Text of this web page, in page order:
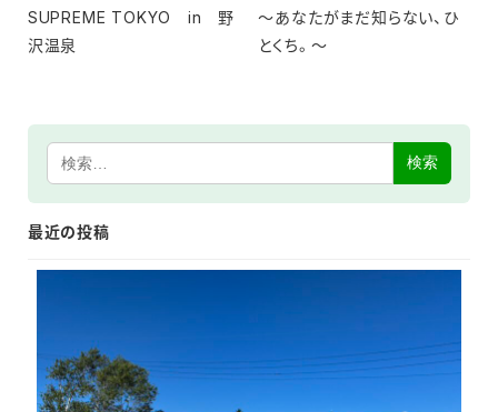
SUPREME TOKYO in 野
沢温泉
～あなたがまだ知らない、ひ
とくち。～
検索
最近の投稿